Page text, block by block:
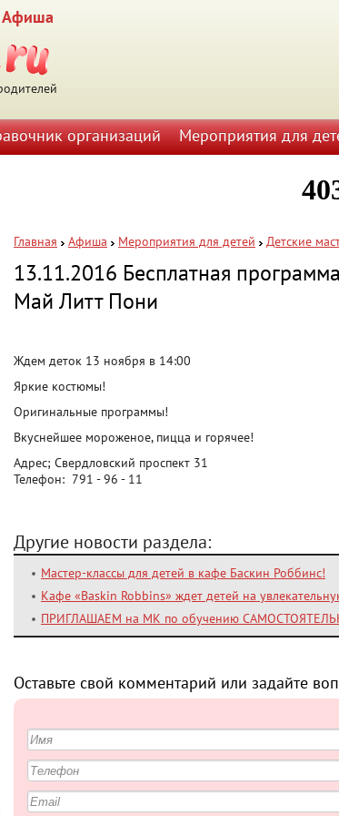
Афиша
организаций Мероприятия для
Главная Афиша Мероприятия для детей Детские
13.11.2016 Бесплатная
Май Литт Пони
Ждем деток 13 ноября в 14:00
Яркие костюмы!
Оригинальные программы!
Вкуснейшее мороженое, пицца и горячее!
Адрес; Свердловский проспект 31
Телефон: 791 - 96 - 11
Другие новости раздела:
Мастер-классы для детей в кафе Баскин Роббинс!
Кафе «Baskin Robbins» ждет детей на
ПРИГЛАШАЕМ на МК по обучению
Оставьте свой комментарий или задайте